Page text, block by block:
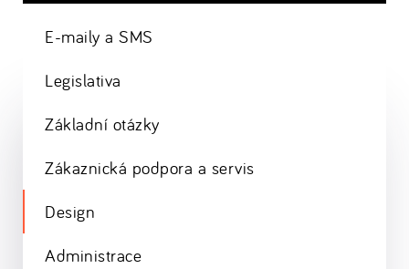
E-maily a SMS
Legislativa
Základní otázky
Zákaznická podpora a servis
Design
Administrace